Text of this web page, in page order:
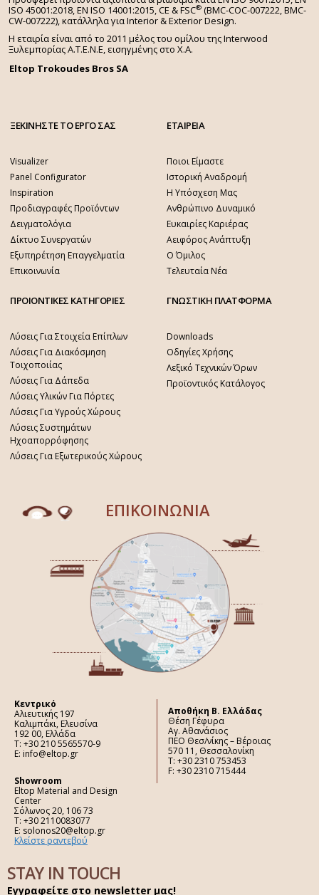
ISO 45001:2018, EN ISO 14001:2015,CE & FSC® (BMC-COC-007222, BMC-
CW-007222), κατάλληλα για Interior & Exterior Design.
Η εταιρία είναι από το 2011 μέλος του ομίλου της Interwood
Ξυλεμπορίας Α.Τ.Ε.Ν.Ε, εισηγμένης στο Χ.A.
Eltop Trokoudes Bros SA
ΞΕΚΙΝΗΣΤΕ ΤΟ ΕΡΓΟ ΣΑΣ
Visualizer
Panel Configurator
Inspiration
Προδιαγραφές Προϊόντων
Δειγματολόγια
Δίκτυο Συνεργατών
Εξυπηρέτηση Επαγγελματία
Επικοινωνία
ΕΤΑΙΡΕΙΑ
Ποιοι Είμαστε
Ιστορική Αναδρομή
Η Υπόσχεση Μας
Ανθρώπινο Δυναμικό
Ευκαιρίες Καριέρας
Αειφόρος Ανάπτυξη
Ο Όμιλος
Τελευταία Νέα
ΠΡΟΙΟΝΤΙΚΕΣ ΚΑΤΗΓΟΡΙΕΣ
Λύσεις Για Στοιχεία Επίπλων
Λύσεις Για Διακόσμηση
Τοιχοποιίας
Λύσεις Για Δάπεδα
Λύσεις Υλικών Για Πόρτες
Λύσεις Για Υγρούς Χώρους
Λύσεις Συστημάτων
Ηχοαπορρόφησης
Λύσεις Για Εξωτερικούς Χώρους
ΓΝΩΣΤΙΚΗ ΠΛΑΤΦΟΡΜΑ
Downloads
Οδηγίες Χρήσης
Λεξικό Τεχνικών Όρων
Προϊοντικός Κατάλογος
ΕΠΙΚΟΙΝΩΝΙΑ
Κεντρικό
Αλιευτικής 197
Καλιμπάκι, Ελευσίνα
192 00, Ελλάδα
Τ: +30 210 5565570-9
E: info@eltop.gr
Showroom
Eltop Material and Design
Center
Σόλωνος 20, 106 73
Τ: +30 2110083077
E: solonos20@eltop.gr
Κλείστε ραντεβού
Aποθήκη Β. Ελλάδας
Θέση Γέφυρα
Αγ. Αθανάσιος
ΠΕΟ Θεσ/νίκης – Βέροιας
570 11, Θεσσαλονίκη
Τ: +30 2310 753453
F: +30 2310 715444
STAY IN TOUCH
Εγγραφείτε στο newsletter μας!